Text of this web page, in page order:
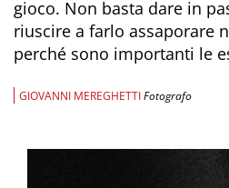
gioco. Non basta dare in
riuscire a farlo assaporare
perché sono importanti le
GIOVANNI MEREGHETTIFotografo